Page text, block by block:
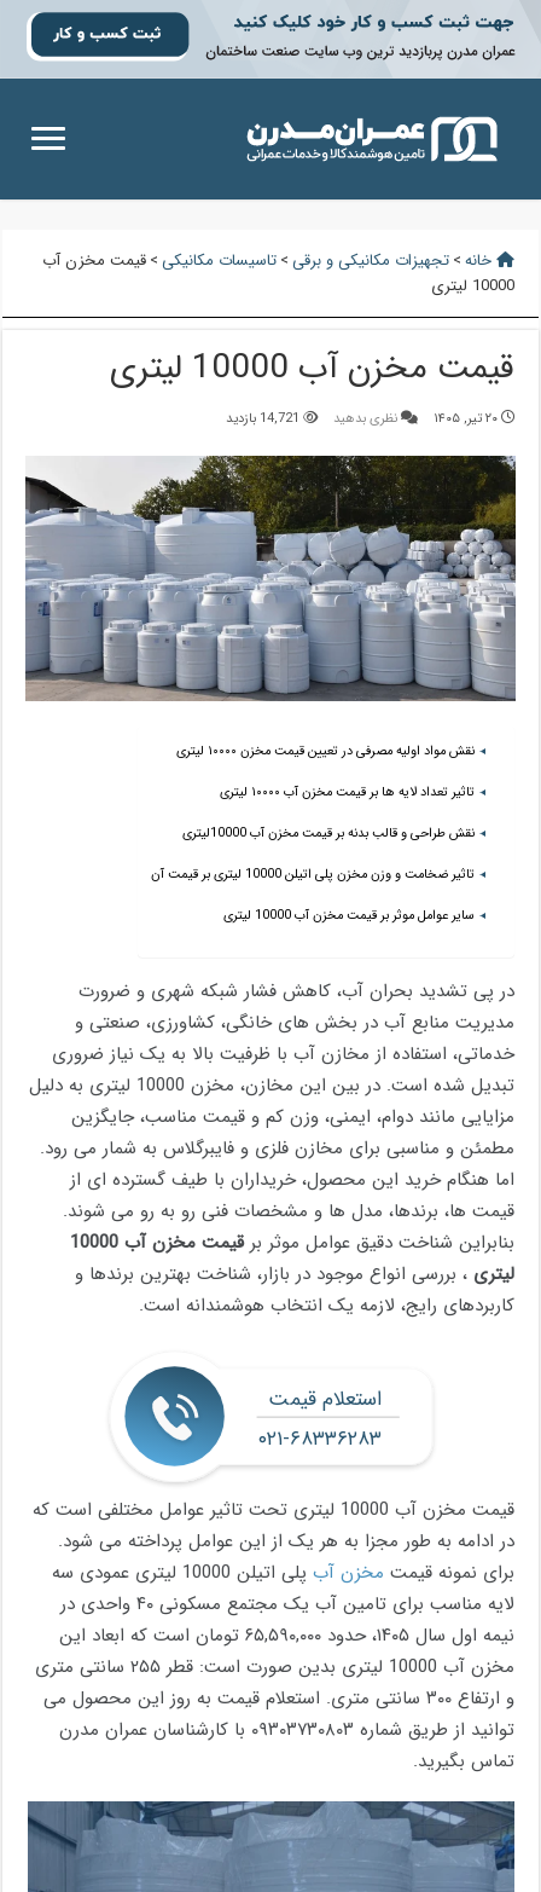
خانه> تجهیزات مکانیکی و برقی> تاسیسات مکانیکی> قیمت مخزن آب
10000 لیتری
قیمت مخزن آب 10000 لیتری
۲۰ تیر, ۱۴۰۵ نظری بدهید 14,721 بازدید
نقش مواد اولیه مصرفی در تعیین قیمت مخزن ۱۰۰۰۰ لیتری
تاثیر تعداد لایه ها بر قیمت مخزن آب ۱۰۰۰۰ لیتری
نقش طراحی و قالب بدنه بر قیمت مخزن آب 10000لیتری
تاثیر ضخامت و وزن مخزن پلی اتیلن 10000 لیتری بر قیمت آن
سایر عوامل موثر بر قیمت مخزن آب 10000 لیتری
در پی تشدید بحران آب، کاهش فشار شبکه شهری و ضرورت
مدیریت منابع آب در بخش های خانگی، کشاورزی، صنعتی و
خدماتی، استفاده از مخازن آب با ظرفیت بالا به یک نیاز ضروری
تبدیل شده است. در بین این مخازن، مخزن 10000 لیتری به دلیل
مزایایی مانند دوام، ایمنی، وزن کم و قیمت مناسب، جایگزین
مطمئن و مناسبی برای مخازن فلزی و فایبرگلاس به شمار می رود.
اما هنگام خرید این محصول، خریداران با طیف گسترده ای از
قیمت ها، برندها، مدل ها و مشخصات فنی رو به رو می شوند.
بنابراین شناخت دقیق عوامل موثر برقیمت مخزن آب10000
لیتری ، بررسی انواع موجود در بازار، شناخت بهترین برندها و
کاربردهای رایج، لازمه یک انتخاب هوشمندانه است.
استعلام قیمت
۰۲۱-۶۸۳۳۶۲۸۳
قیمت مخزن آب 10000 لیتری تحت تاثیر عوامل مختلفی است که
در ادامه به طور مجزا به هر یک از این عوامل پرداخته می شود.
برای نمونه قیمت مخزن آب
پلی اتیلن 10000 لیتری عمودی سه
لایه مناسب برای تامین آب یک مجتمع مسکونی ۴۰ واحدی در
نیمه اول سال ۱۴۰۵، حدود ۶۵,۵۹۰,۰۰۰ تومان است که ابعاد این
مخزن آب 10000 لیتری بدین صورت است: قطر ۲۵۵ سانتی متری
و ارتفاع ۳۰۰ سانتی متری. استعلام قیمت به روز این محصول می
توانید از طریق شماره ۰۹۳۰۳۷۳۰۸۰۳ با کارشناسان عمران مدرن
تماس بگیرید.